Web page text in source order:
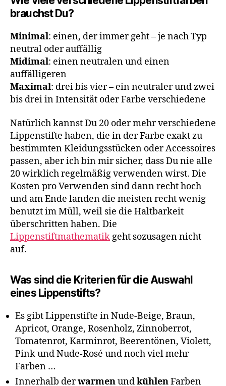
brauchst Du?
Minimal: einen, der immer geht – je nach Typ
neutral oder auffällig
Midimal: einen neutralen und einen
auffälligeren
Maximal: drei bis vier – ein neutraler und zwei
bis drei in Intensität oder Farbe verschiedene
Natürlich kannst Du 20 oder mehr verschiedene
Lippenstifte haben, die in der Farbe exakt zu
bestimmten Kleidungsstücken oder Accessoires
passen, aber ich bin mir sicher, dass Du nie alle
20 wirklich regelmäßig verwenden wirst. Die
Kosten pro Verwenden sind dann recht hoch
und am Ende landen die meisten recht wenig
benutzt im Müll, weil sie die Haltbarkeit
überschritten haben. Die
Lippenstiftmathematikgeht sozusagen nicht
auf.
Was sind die Kriterien für die Auswahl
eines Lippenstifts?
Es gibt Lippenstifte in Nude-Beige, Braun,
Apricot, Orange, Rosenholz, Zinnoberrot,
Tomatenrot, Karminrot, Beerentönen, Violett,
Pink und Nude-Rosé und noch viel mehr
Farben …
Innerhalb derwarmenundkühlenFarben